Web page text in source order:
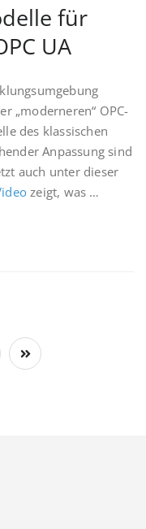
für
UA
„moderneren“ OPC-
des klassischen
Anpassung sind
auch unter dieser
zeigt, was …